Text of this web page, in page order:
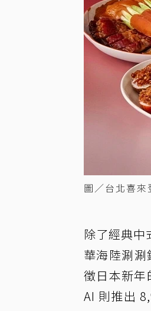
圖／台北喜來
除了經典中
華海陸涮
徵日本新年
AI 則推出